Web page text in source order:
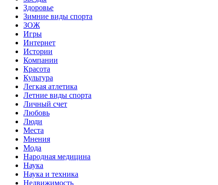
Здоровье
Зимние виды спорта
ЗОЖ
Игры
Интернет
Истории
Компании
Красота
Культура
Легкая атлетика
Летние виды спорта
Личный счет
Любовь
Люди
Места
Мнения
Мода
Народная медицина
Наука
Наука и техника
Недвижимость